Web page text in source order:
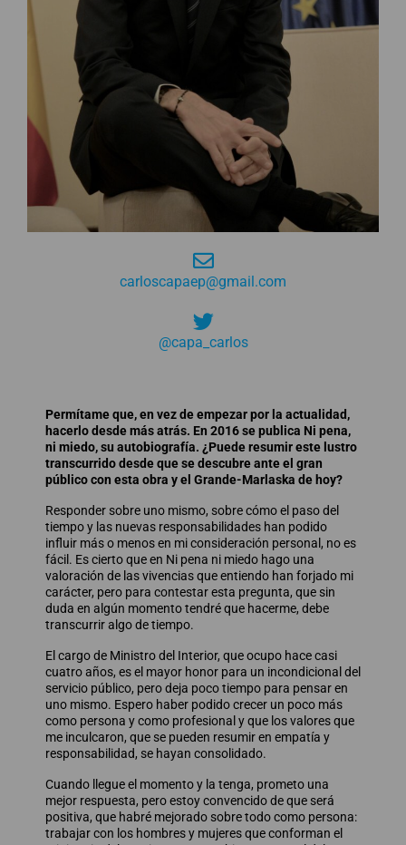
carloscapaep@gmail.com
@capa_carlos
Permítame que, en vez de empezar por la actualidad,
hacerlo desde más atrás. En 2016 se publica Ni pena,
ni miedo, su autobiografía. ¿Puede resumir este lustro
transcurrido desde que se descubre ante el gran
público con esta obra y el Grande-Marlaska de hoy?
Responder sobre uno mismo, sobre cómo el paso del
tiempo y las nuevas responsabilidades han podido
influir más o menos en mi consideración personal, no es
fácil. Es cierto que en Ni pena ni miedo hago una
valoración de las vivencias que entiendo han forjado mi
carácter, pero para contestar esta pregunta, que sin
duda en algún momento tendré que hacerme, debe
transcurrir algo de tiempo.
El cargo de Ministro del Interior, que ocupo hace casi
cuatro años, es el mayor honor para un incondicional del
servicio público, pero deja poco tiempo para pensar en
uno mismo. Espero haber podido crecer un poco más
como persona y como profesional y que los valores que
me inculcaron, que se pueden resumir en empatía y
responsabilidad, se hayan consolidado.
Cuando llegue el momento y la tenga, prometo una
mejor respuesta, pero estoy convencido de que será
positiva, que habré mejorado sobre todo como persona:
trabajar con los hombres y mujeres que conforman el